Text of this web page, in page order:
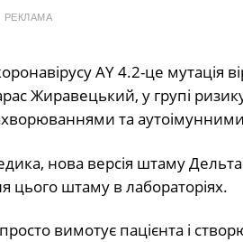
РЕКЛАМА
AY 4.2-це мутація
Жиравецький, у групі
та
нова версія штаму
цього штаму в лабораторіях.
вимотує пацієнта і